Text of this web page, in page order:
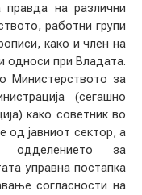
на различни
работни групи
како и член на
односи при Владата.
Министерството за
(сегашно
како советник во
од јавниот сектор, а
одделението за
управна постапка
согласности на